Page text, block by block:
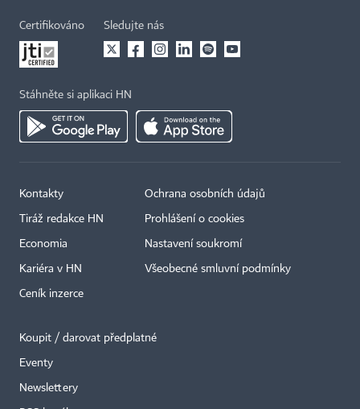
Certifikováno Sledujte nás
Stáhněte si aplikaci HN
Kontakty
Tiráž redakce HN
Economia
Kariéra v HN
Ceník inzerce
Ochrana osobních údajů
Prohlášení o cookies
Nastavení soukromí
Všeobecné smluvní podmínky
Koupit / darovat předplatné
Eventy
Newslettery